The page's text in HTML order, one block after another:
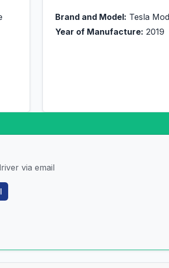
Brand and Model: Tesla
Year of Manufacture: 2019
via email